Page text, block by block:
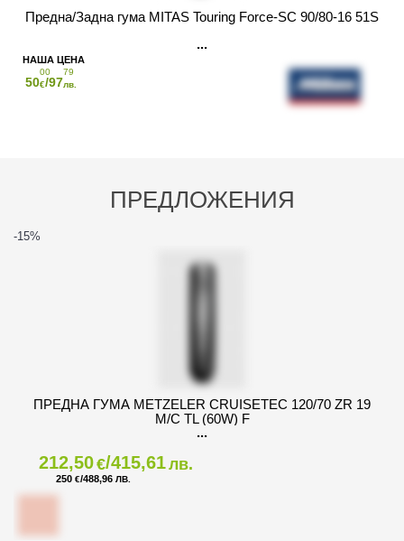
ПРЕДЛОЖЕНИЯ
-15%
ПРЕДНА ГУМА METZELER CRUISETEC 120/70 ZR 19
M/C TL (60W) F
212,50€/415,61лв.
250 €/488,96 ЛВ.
Предна/Задна гума MITAS Touring Force-SC 90/80-16 51S
50
00
€/97
79
лв.